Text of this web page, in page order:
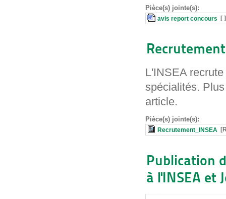
Pièce(s) jointe(s):
avis report concours [ ]
L'INSEA
spécialités.
article.
Pièce(s) jointe(s):
Recrutement_INSEA
Publication
à l'INSEA et